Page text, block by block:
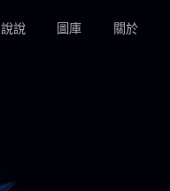
說說 圖庫 關於